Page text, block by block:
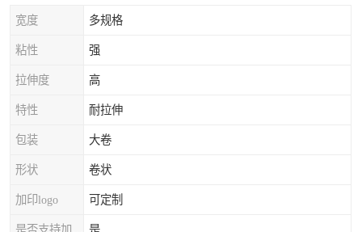
宽度 多规格
粘性 强
拉伸度 高
特性 耐拉伸
包装 大卷
形状 卷状
加印logo 可定制